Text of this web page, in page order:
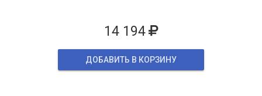
14 194
ДОБАВИТЬ В КОРЗИНУ